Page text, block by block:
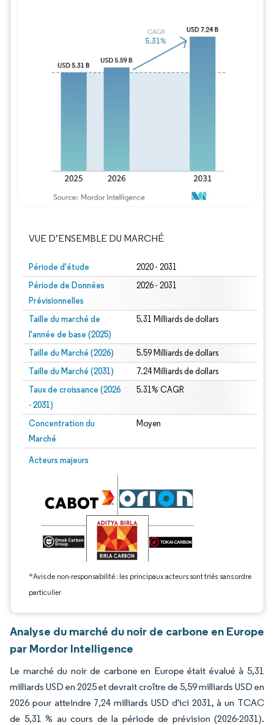
VUE D’ENSEMBLE DU MARCHÉ
Période d'étude 2020 - 2031
Période de Données
Prévisionnelles
2026 - 2031
Taille du marché de
l'année de base (2025)
5.31 Milliards de dollars
Taille du Marché (2026) 5.59 Milliards de dollars
Taille du Marché (2031) 7.24 Milliards de dollars
Taux de croissance (2026
- 2031)
5.31% CAGR
Concentration du
Marché
Moyen
Acteurs majeurs
*Avis de non-responsabilité : les principaux acteurs sont triés sans ordre
particulier
Image © Mordor Intelligence. La réutilisation nécessite une attribution sous CC
Analyse du marché du noir de carbone en Europe
par Mordor Intelligence
Le marché du noir de carbone en Europe était évalué à 5,31
milliards USD en 2025 et devrait croître de 5,59 milliards USD en
2026 pour atteindre 7,24 milliards USD d'ici 2031, à un TCAC
de 5,31 % au cours de la période de prévision (2026-2031).